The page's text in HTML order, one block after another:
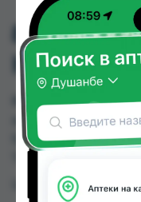
895
НОСА
895 АСПИРАТОР
заказать в
52.00 TJS в
Цена: от52.00 TJS